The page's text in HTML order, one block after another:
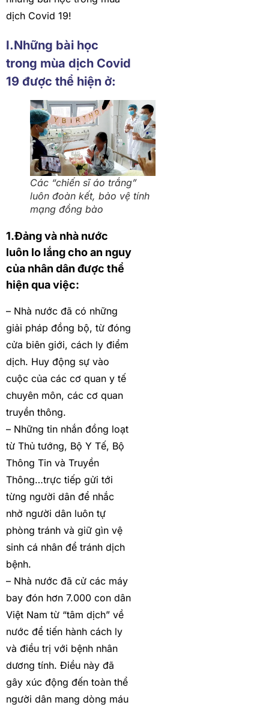
dịch Covid 19!
I.Những bài học
trong mùa dịch Covid
19 được thể hiện ở:
Các “chiến sĩ áo trắng”
luôn đoàn kết, bảo vệ tính
mạng đồng bào
1.Đảng và nhà nước
luôn lo lắng cho an nguy
của nhân dân được thể
hiện qua việc:
– Nhà nước đã có những
giải pháp đồng bộ, từ đóng
cửa biên giới, cách ly điểm
dịch. Huy động sự vào
cuộc của các cơ quan y tế
chuyên môn, các cơ quan
truyền thông.
– Những tin nhắn đồng loạt
từ Thủ tướng, Bộ Y Tế, Bộ
Thông Tin và Truyền
Thông…trực tiếp gửi tới
từng người dân để nhắc
nhở người dân luôn tự
phòng tránh và giữ gìn vệ
sinh cá nhân để tránh dịch
bệnh.
– Nhà nước đã cử các máy
bay đón hơn 7.000 con dân
Việt Nam từ “tâm dịch” về
nước để tiến hành cách ly
và điều trị với bệnh nhân
dương tính. Điều này đã
gây xúc động đến toàn thể
người dân mang dòng máu